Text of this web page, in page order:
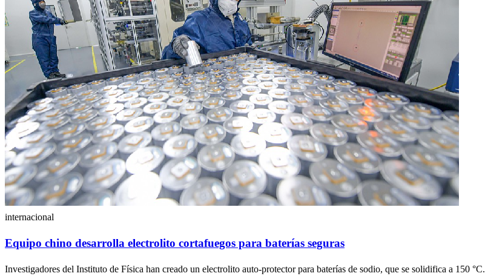
internacional
Equipo chino desarrolla electrolito cortafuegos para baterías seguras
Investigadores del Instituto de Física han creado un electrolito auto-protector para baterías de sodio, que se solidifica a 150 °C.